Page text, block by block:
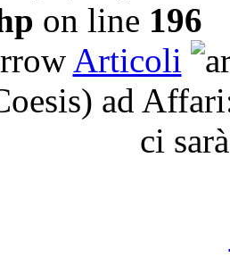
on line 196
Articoli
ad
ci